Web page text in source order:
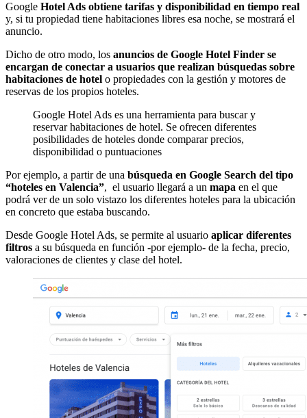
Google Hotel Ads obtiene tarifas y disponibilidad en tiempo real
y, si tu propiedad tiene habitaciones libres esa noche, se mostrará el
anuncio.
Dicho de otro modo, los anuncios de Google Hotel Finder se
encargan de conectar a usuarios que realizan búsquedas sobre
habitaciones de hotel o propiedades con la gestión y motores de
reservas de los propios hoteles.
Google Hotel Ads es una herramienta para buscar y
reservar habitaciones de hotel. Se ofrecen diferentes
posibilidades de hoteles donde comparar precios,
disponibilidad o puntuaciones
Por ejemplo, a partir de una búsqueda en Google Search del tipo
“hoteles en Valencia”, el usuario llegará a un mapa en el que
podrá ver de un solo vistazo los diferentes hoteles para la ubicación
en concreto que estaba buscando.
Desde Google Hotel Ads, se permite al usuario aplicar diferentes
filtros a su búsqueda en función -por ejemplo- de la fecha, precio,
valoraciones de clientes y clase del hotel.